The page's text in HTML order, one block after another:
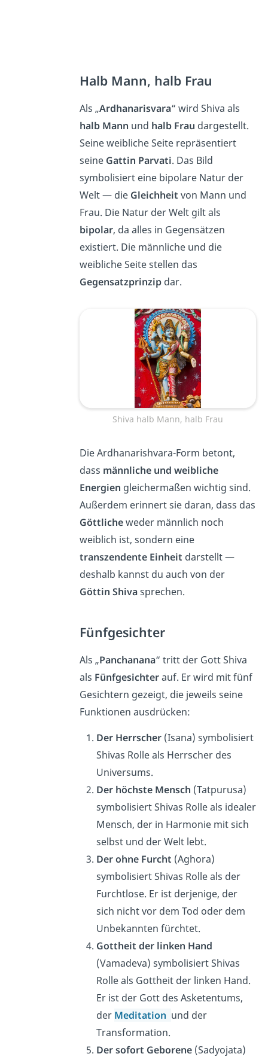
Halb Mann, halb Frau
Als „Ardhanarisvara“ wird Shiva als
halb Mann und halb Frau dargestellt.
Seine weibliche Seite repräsentiert
seine Gattin Parvati. Das Bild
symbolisiert eine bipolare Natur der
Welt — die Gleichheit von Mann und
Frau. Die Natur der Welt gilt als
bipolar, da alles in Gegensätzen
existiert. Die männliche und die
weibliche Seite stellen das
Gegensatzprinzipdar.
Shiva halb Mann, halb Frau
Die Ardhanarishvara-Form betont,
dass männliche und weibliche
Energien gleichermaßen wichtig sind.
Außerdem erinnert sie daran, dass das
Göttlicheweder männlich noch
weiblich ist, sondern eine
transzendente Einheit darstellt —
deshalb kannst du auch von der
Göttin Shivasprechen.
Fünfgesichter
Als „Panchanana“ tritt der Gott Shiva
als Fünfgesichterauf. Er wird mit fünf
Gesichtern gezeigt, die jeweils seine
Funktionen ausdrücken:
Der Herrscher(Isana) symbolisiert
Shivas Rolle als Herrscher des
Universums.
Der höchste Mensch (Tatpurusa)
symbolisiert Shivas Rolle als idealer
Mensch, der in Harmonie mit sich
selbst und der Welt lebt.
Der ohne Furcht (Aghora)
symbolisiert Shivas Rolle als der
Furchtlose. Er ist derjenige, der
sich nicht vor dem Tod oder dem
Unbekannten fürchtet.
Gottheit der linken Hand
(Vamadeva) symbolisiert Shivas
Rolle als Gottheit der linken Hand.
Er ist der Gott des Asketentums,
der Meditation und der
Transformation.
Der sofort Geborene(Sadyojata)